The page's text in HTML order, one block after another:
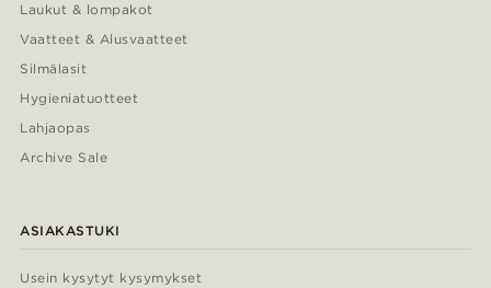
Laukut & lompakot
Vaatteet & Alusvaatteet
Silmälasit
Hygieniatuotteet
Lahjaopas
Archive Sale
ASIAKASTUKI
Usein kysytyt kysymykset